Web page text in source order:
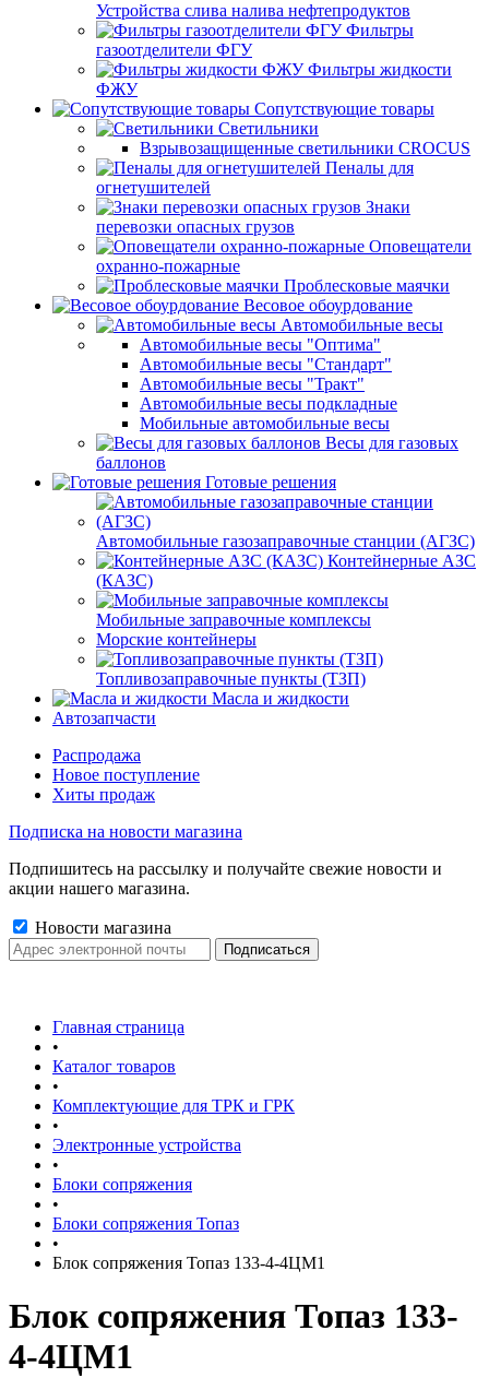
Устройства слива налива нефтепродуктов
Фильтры
газоотделители ФГУ
Фильтры жидкости
ФЖУ
Сопутствующие товары
Светильники
Взрывозащищенные светильники CROCUS
Пеналы для
огнетушителей
Знаки
перевозки опасных грузов
Оповещатели
охранно-пожарные
Проблесковые маячки
Весовое обоурдование
Автомобильные весы
Автомобильные весы "Оптима"
Автомобильные весы "Стандарт"
Автомобильные весы "Тракт"
Автомобильные весы подкладные
Мобильные автомобильные весы
Весы для газовых
баллонов
Готовые решения
Автомобильные газозаправочные станции (АГЗС)
Контейнерные АЗС
(КАЗС)
Мобильные заправочные комплексы
Морские контейнеры
Топливозаправочные пункты (ТЗП)
Масла и жидкости
Автозапчасти
Распродажа
Новое поступление
Хиты продаж
Подписка на новости магазина
Подпишитесь на рассылку и получайте свежие новости и
акции нашего магазина.
Новости магазина
Главная страница
•
Каталог товаров
•
Комплектующие для ТРК и ГРК
•
Электронные устройства
•
Блоки сопряжения
•
Блоки сопряжения Топаз
•
Блок сопряжения Топаз 133-4-4ЦМ1
Блок сопряжения Топаз 133-
4-4ЦМ1